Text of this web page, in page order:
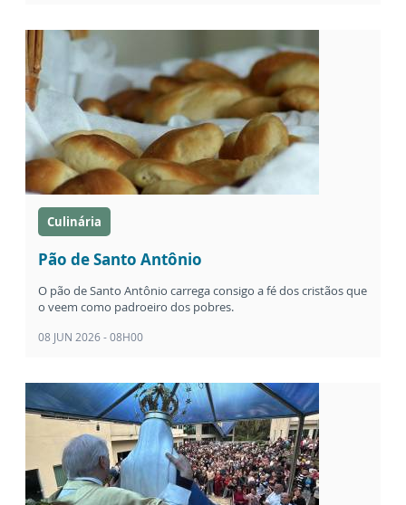
Culinária
Pão de Santo Antônio
O pão de Santo Antônio carrega consigo a fé dos cristãos que
o veem como padroeiro dos pobres.
08 JUN 2026 - 08H00